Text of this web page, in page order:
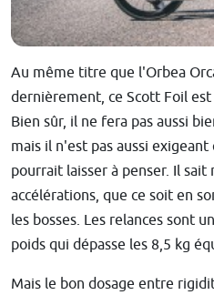
Au même titre que l'Orbea
dernièrement, ce Scott Foil
Bien sûr, il ne fera pas aussi
mais il n'est pas aussi
pourrait laisser à penser. Il sait
accélérations, que ce soit en
les bosses. Les relances sont
poids qui dépasse les 8,5 kg
Mais le bon dosage entre